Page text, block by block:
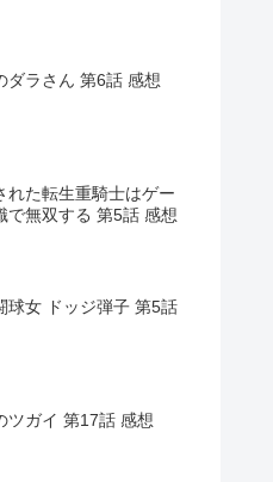
ダラさん 第6話 感想
れた転生重騎士はゲー
で無双する 第5話 感想
球女 ドッジ弾子 第5話
ツガイ 第17話 感想